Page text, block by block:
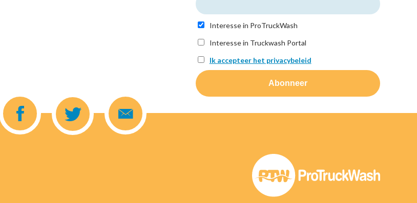
Interesse in ProTruckWash
Interesse in Truckwash Portal
Ik accepteer het privacybeleid